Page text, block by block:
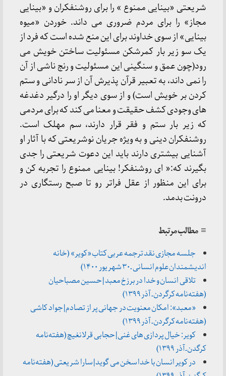
شریعتی «بینایی ممنوع » را برای روشنفکران و «بینایی
مجاز» را برای مردم ضروری می داند. خوردن «میوه
بینایی» از سوی خداوند برای این منع شده است که فرد از
یک سو زیر بار کمرشکن مسئولیت ساختن خویش می
رود(چون عمق و سنگینی این مسئولیت و رنج ناشی از آن
را نمی داند، به تعبیر قرآن پذیرش آن از سر نادانی و ستم
کردن بر خویش است) و از سوی دیگر او را درگیر دغدغه
های وجودی کشف حقیقت و معنا می کند که برای مردمی
که زیر بار ستم و فقر قرار دارند، سم مهلک است.
روشنفکران دینی و به ویژه جریان نوشریعتی که با آثار او
آشنایی بیشتری دارند باید این دعوت شریعتی را جدی
بگیرند که:« ای روشنفکر! بینایی ممنوع را تجربه کن و
برای این منظور از عقل فراتر رو تا صبح رستگاری در
درونت بدمد.
≡ مطالب مرتبط
جلسه مجازی نقد ترجمه عربی کتاب «کویر» (خانه
اندیشمندان علوم انسانی ـ ۳۰ شهریور ۱۴۰۰)
تلاقی انسان و خدا در برزخ معبد | حسین مصباحیان
(هفته‌نامه کرگردن ـ آذر ۱۳۹۹)
«معبد»: امکان معنویت در جهانی پر از تصادم | جواد کاشی
(هفته‌نامه کرگردن ـ آذر ۱۳۹۹)
کویر: خیال پردازی های غنی | حجابی قرلانغیچ (هفته‌نامه
کرگدن ـ آذر ۱۳۹۹)
در کویر انسان با خدا سخن می گوید | سارا شریعتی (هفته‌نامه